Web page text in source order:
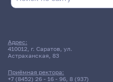
Адрес:
410012, г. Саратов, ул.
Астраханская, 83
Приёмная ректора:
+7 (8452) 26 - 16 - 96, 8 (937)